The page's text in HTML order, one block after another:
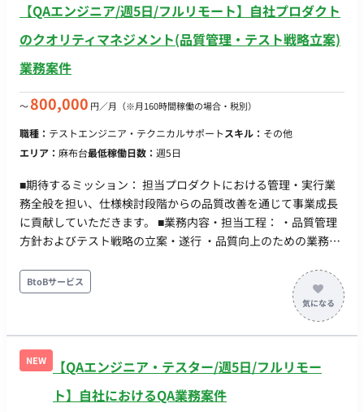
【QAエンジニア/週5日/フルリモート】自社プロダクト
のクオリティマネジメント(品質管理・テスト戦略立案)
業務案件
〜800,000 円／月 （※月160時間稼働の場合・税別）
職種： テストエンジニア・テクニカルサポートスキル： その他
エリア： 麻布台最低稼働日数： 週5日
■期待するミッション： 担当プロダクトにおける管理・実行業
務全般を担い、仕様検討段階からの品質改善を通じて事業成長
に貢献していただきます。 ■業務内容・担当工程： ・品質管理
方針およびテスト戦略の立案・遂行 ・品質向上のための業務フ
等）との調整およびコミュニケーション ・検証ベンダーとのコ
ミュニケーション ・仕様の早期レビュー（シフトレフト）への
BtoBサービス
NEW
【QAエンジニア・テスター/週5日/フルリモー
ト】自社におけるQA業務案件